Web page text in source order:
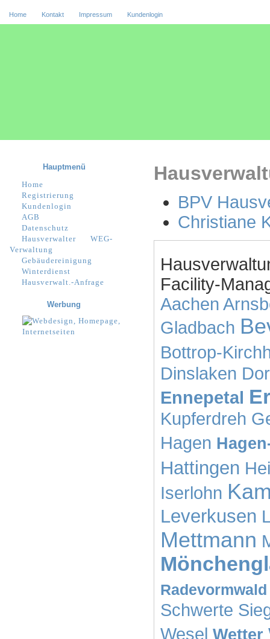
Home Kontakt Impressum Kundenlogin
BPV
Christiane
Facility-
Aachen
Gladbach
Bottrop-
Dinslaken
Ennepetal
Kupferdreh
Hagen
Hattingen
Iserlohn
Leverkusen
Mettmann
Radevormwald
Schwerte
Wesel Wetter
Hauptmenü
Home
Registrierung
Kundenlogin
AGB
Datenschutz
Hausverwalter
WEG-
Verwaltung
Gebäudereinigung
Winterdienst
Hausverwalt.-Anfrage
Werbung